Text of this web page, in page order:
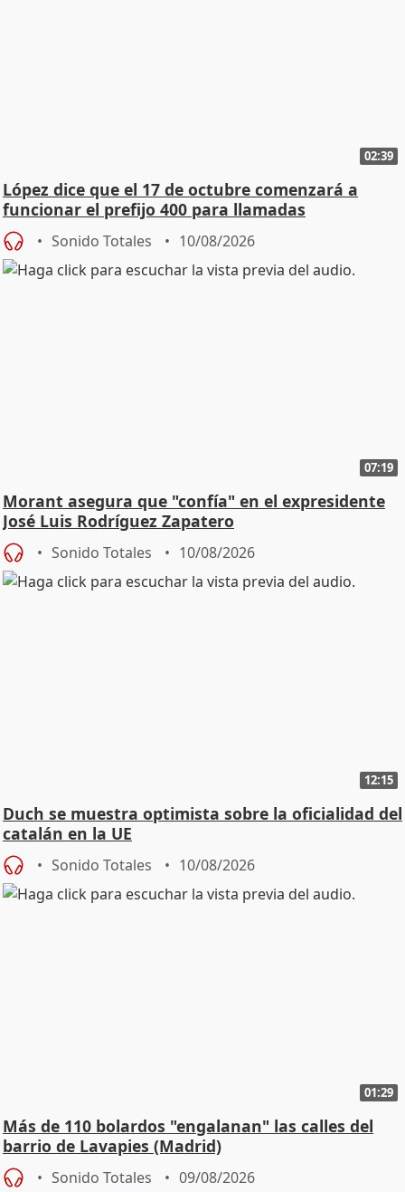
02:39
López dice que el 17 de octubre comenzará a
funcionar el prefijo 400 para llamadas
comerciales
Sonido Totales 10/08/2026
07:19
Morant asegura que "confía" en el expresidente
José Luis Rodríguez Zapatero
Sonido Totales 10/08/2026
12:15
Duch se muestra optimista sobre la oficialidad del
catalán en la UE
Sonido Totales 10/08/2026
01:29
Más de 110 bolardos "engalanan" las calles del
barrio de Lavapies (Madrid)
Sonido Totales 09/08/2026